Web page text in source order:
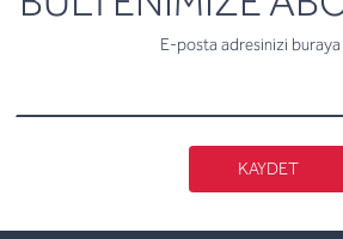
E-posta adresinizi
KAYDET